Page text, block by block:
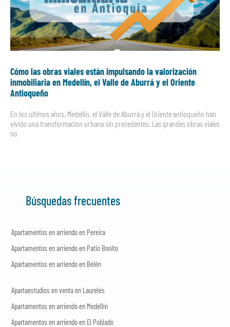
Cómo las obras viales están impulsando la valorización
inmobiliaria en Medellín, el Valle de Aburrá y el Oriente
Antioqueño
En los últimos años, Medellín, el Valle de Aburrá y el Oriente antioqueño han
vivido una transformación urbana sin precedentes. Las grandes obras viales
no
Búsquedas frecuentes
Apartamentos en arriendo en Pereira
Apartamentos en arriendo en Patio Bonito
Apartamentos en arriendo en Belén
Apartaestudios en venta en Laureles
Apartamentos en arriendo en Medellín
Apartamentos en arriendo en El Poblado